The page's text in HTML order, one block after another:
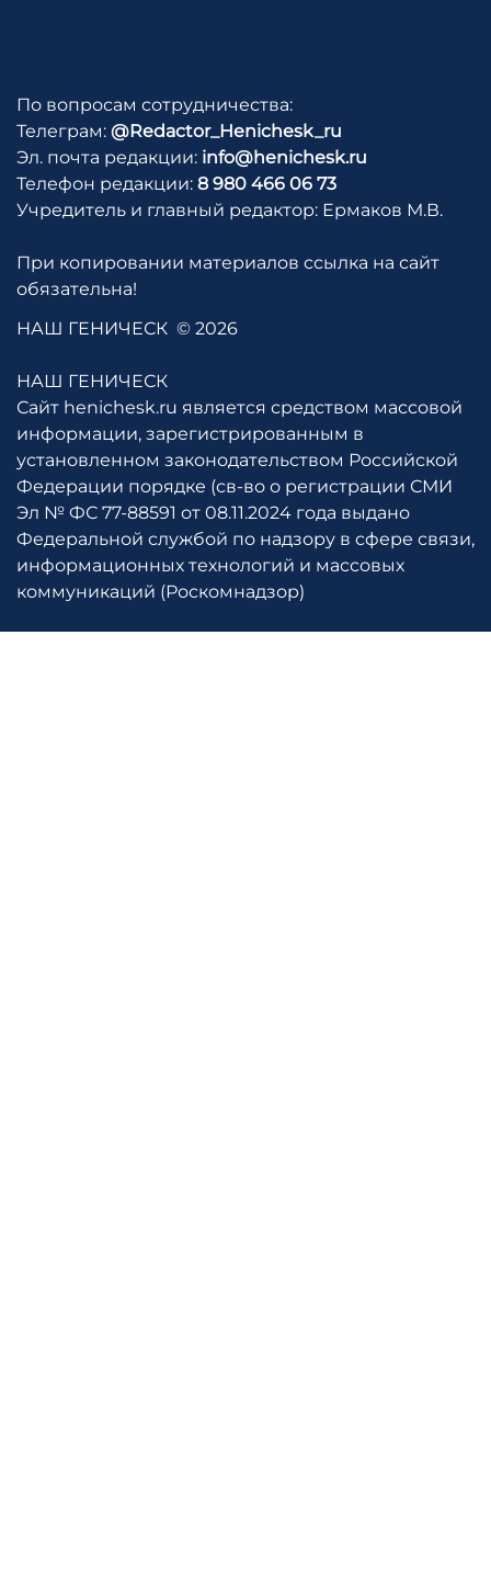
По вопросам сотрудничества:
Телеграм: @Redactor_Henichesk_ru
Эл. почта редакции: info@henichesk.ru
Телефон редакции: 8 980 466 06 73
Учредитель и главный редактор: Ермаков М.В.
При копировании материалов ссылка на сайт
обязательна!
НАШ ГЕНИЧЕСК © 2026
НАШ ГЕНИЧЕСК
Сайт henichesk.ru является средством массовой
информации, зарегистрированным в
установленном законодательством Российской
Федерации порядке (св-во о регистрации СМИ
Эл № ФС 77-88591 от 08.11.2024 года выдано
Федеральной службой по надзору в сфере связи,
информационных технологий и массовых
коммуникаций (Роскомнадзор)